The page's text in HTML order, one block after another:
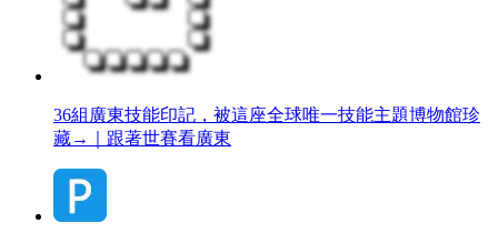
36組廣東技能印記，被這座全球唯一技能主題博物館珍
藏→｜跟著世賽看廣東